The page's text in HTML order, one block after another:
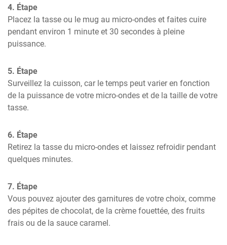
4. Étape
Placez la tasse ou le mug au micro-ondes et faites cuire
pendant environ 1 minute et 30 secondes à pleine
puissance.
5. Étape
Surveillez la cuisson, car le temps peut varier en fonction
de la puissance de votre micro-ondes et de la taille de votre
tasse.
6. Étape
Retirez la tasse du micro-ondes et laissez refroidir pendant
quelques minutes.
7. Étape
Vous pouvez ajouter des garnitures de votre choix, comme
des pépites de chocolat, de la crème fouettée, des fruits
frais ou de la sauce caramel.